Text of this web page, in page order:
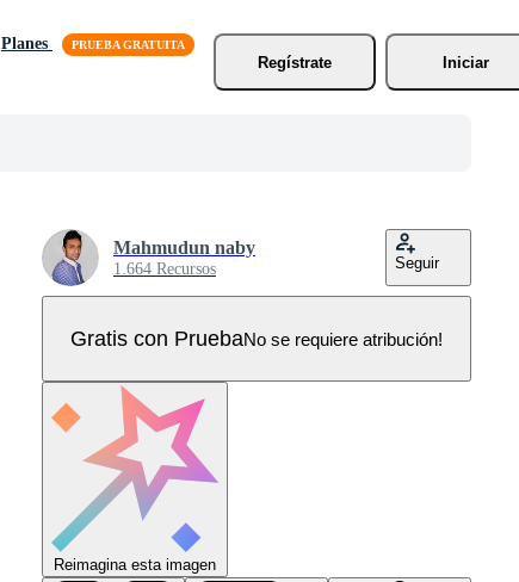
Planes
Regístrate
Iniciar
Mahmudun naby
1.664 Recursos Seguir
Gratis con PruebaNo se requiere atribución!
Reimagina esta imagen